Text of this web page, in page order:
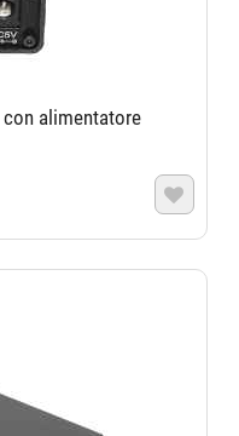
alimentatore
